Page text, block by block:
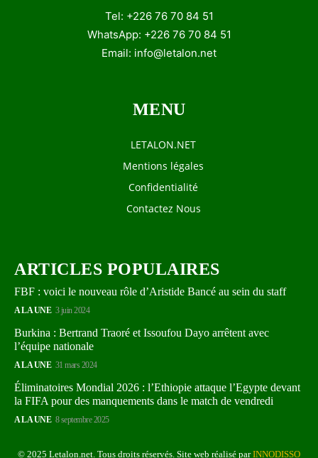
Tel: +226 76 70 84 51
WhatsApp: +226 76 70 84 51
Email: info@letalon.net
MENU
LETALON.NET
Mentions légales
Confidentialité
Contactez Nous
ARTICLES POPULAIRES
FBF : voici le nouveau rôle d’Aristide Bancé au sein du staff
A LA UNE 3 juin 2024
Burkina : Bertrand Traoré et Issoufou Dayo arrêtent avec
l’équipe nationale
A LA UNE 31 mars 2024
Éliminatoires Mondial 2026 : l’Ethiopie attaque l’Egypte devant
la FIFA pour des manquements dans le match de vendredi
A LA UNE 8 septembre 2025
© 2025 Letalon.net. Tous droits réservés. Site web réalisé parINNODISSO